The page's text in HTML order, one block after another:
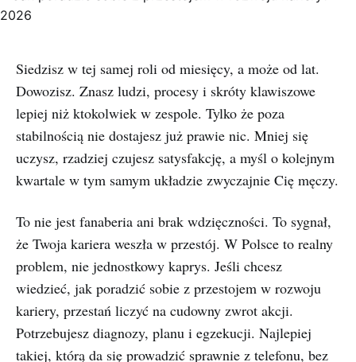
Siedzisz w tej samej roli od miesięcy, a może od lat.
Dowozisz. Znasz ludzi, procesy i skróty klawiszowe
lepiej niż ktokolwiek w zespole. Tylko że poza
stabilnością nie dostajesz już prawie nic. Mniej się
uczysz, rzadziej czujesz satysfakcję, a myśl o kolejnym
kwartale w tym samym układzie zwyczajnie Cię męczy.
To nie jest fanaberia ani brak wdzięczności. To sygnał,
że Twoja kariera weszła w przestój. W Polsce to realny
problem, nie jednostkowy kaprys. Jeśli chcesz
wiedzieć, jak poradzić sobie z przestojem w rozwoju
kariery, przestań liczyć na cudowny zwrot akcji.
Potrzebujesz diagnozy, planu i egzekucji. Najlepiej
takiej, którą da się prowadzić sprawnie z telefonu, bez